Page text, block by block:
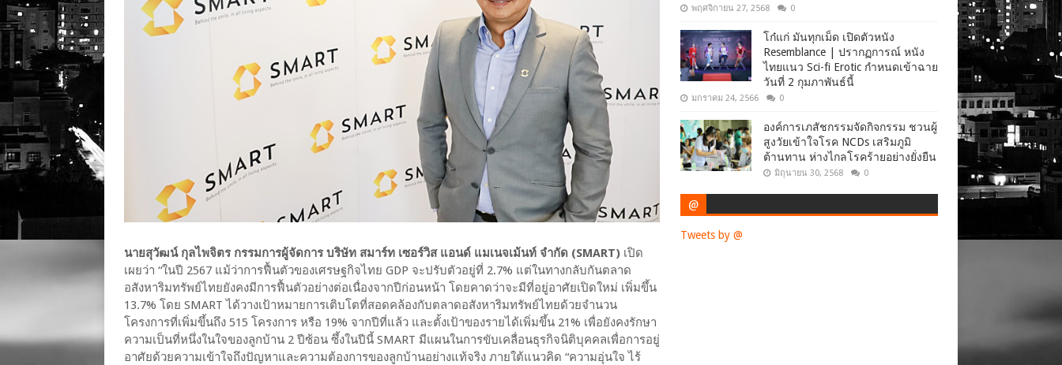
นายสุวัฒน์ กุลไพจิตร กรรมการผู้จัดการ บริษัท สมาร์ท เซอร์วิส แอนด์ แมเนจเม้นท์ จำกัด (SMART) เปิด
เผยว่า “ในปี 2567 แม้ว่าการฟื้นตัวของเศรษฐกิจไทย GDP จะปรับตัวอยู่ที่ 2.7% แต่ในทางกลับกันตลาด
อสังหาริมทรัพย์ไทยยังคงมีการฟื้นตัวอย่างต่อเนื่องจากปีก่อนหน้า โดยคาดว่าจะมีที่อยู่อาศัยเปิดใหม่ เพิ่มขึ้น
13.7% โดย SMART ได้วางเป้าหมายการเติบโตที่สอดคล้องกับตลาดอสังหาริมทรัพย์ไทยด้วยจำนวน
โครงการที่เพิ่มขึ้นถึง 515 โครงการ หรือ 19% จากปีที่แล้ว และตั้งเป้าของรายได้เพิ่มขึ้น 21% เพื่อยังคงรักษา
ความเป็นที่หนึ่งในใจของลูกบ้าน 2 ปีซ้อน ซึ้งในปีนี้ SMART มีแผนในการขับเคลื่อนธุรกิจนิติบุคคลเพื่อการอยู่
อาศัยด้วยความเข้าใจถึงปัญหาและความต้องการของลูกบ้านอย่างแท้จริง ภายใต้แนวคิด “ความอุ่นใจ ไร้
พฤศจิกายน 27, 2568 0
โก๋แก่ มันทุกเม็ด เปิดตัวหนัง
Resemblance | ปรากฏการณ์ หนัง
ไทยแนว Sci-fi Erotic กำหนดเข้าฉาย
วันที่ 2 กุมภาพันธ์นี้
มกราคม 24, 2566 0
องค์การเภสัชกรรมจัดกิจกรรม ชวนผู้
สูงวัยเข้าใจโรค NCDs เสริมภูมิ
ต้านทาน ห่างไกลโรคร้ายอย่างยั่งยืน
มิถุนายน 30, 2568 0
@
Tweets by @